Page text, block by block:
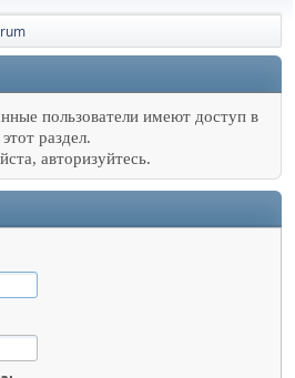
пользователи имеют доступ в
этот раздел.
авторизуйтесь.